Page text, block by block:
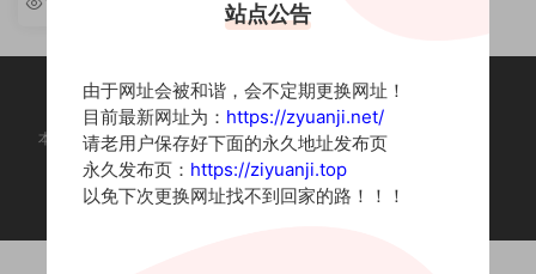
本站为摄影写真图片网站，内容来自网络收集整理，仅作个人学习使用。
如有违法内容请联系删除
Copyright © 2022 资源集
站点公告
由于网址会被和谐，会不定期更换网址！
目前最新网址为： https://zyuanji.net/
请老用户保存好下面的永久地址发布页
永久发布页： https://ziyuanji.top
以免下次更换网址找不到回家的路！！！